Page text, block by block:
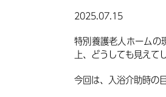
2025.07.15
特別養護老人ホームの
上、どうしても見えて
今回は、入浴介助時の